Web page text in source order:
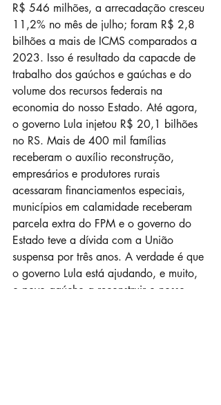
R$ 546 milhões, a arrecadação cresceu
11,2% no mês de julho; foram R$ 2,8
bilhões a mais de ICMS comparados a
2023. Isso é resultado da capacde de
trabalho dos gaúchos e gaúchas e do
volume dos recursos federais na
economia do nosso Estado. Até agora,
o governo Lula injetou R$ 20,1 bilhões
no RS. Mais de 400 mil famílias
receberam o auxílio reconstrução,
empresários e produtores rurais
acessaram financiamentos especiais,
municípios em calamidade receberam
parcela extra do FPM e o governo do
Estado teve a dívida com a União
suspensa por três anos. A verdade é que
o governo Lula está ajudando, e muito,
o povo gaúcho a reconstruir o nosso